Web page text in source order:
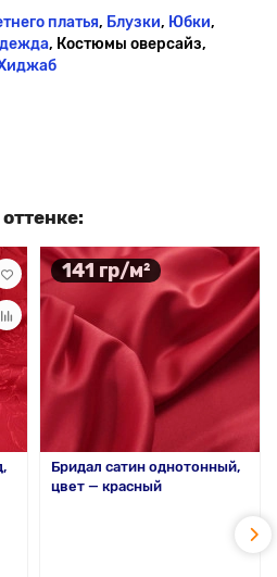
платья, Блузки, Юбки,
, Костюмы оверсайз,
141 гр/м²
Бридал сатин однотонный,
цвет — красный